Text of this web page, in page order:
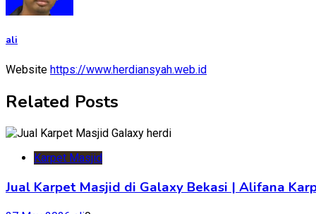
ali
Website https://www.herdiansyah.web.id
Related Posts
Karpet Masjid
Jual Karpet Masjid di Galaxy Bekasi | Alifana